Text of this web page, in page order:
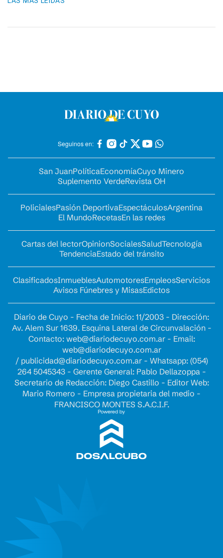
Seguinos en:
San JuanPolíticaEconomíaCuyo Minero
Suplemento VerdeRevista OH
PolicialesPasión DeportivaEspectáculosArgentina
El MundoRecetasEn las redes
Cartas del lectorOpinionSocialesSaludTecnología
TendenciaEstado del tránsito
ClasificadosInmueblesAutomotoresEmpleosServicios
Avisos Fúnebres y MisasEdictos
Diario de Cuyo - Fecha de Inicio: 11/2003 - Dirección:
Av. Alem Sur 1639. Esquina Lateral de Circunvalación -
Contacto: web@diariodecuyo.com.ar- Email:
web@diariodecuyo.com.ar
/ publicidad@diariodecuyo.com.ar- Whatsapp: (054)
264 5045343 - Gerente General: Pablo Dellazoppa -
Secretario de Redacción: Diego Castillo - Editor Web:
Mario Romero - Empresa propietaria del medio -
FRANCISCO MONTES S.A.C.I.F.